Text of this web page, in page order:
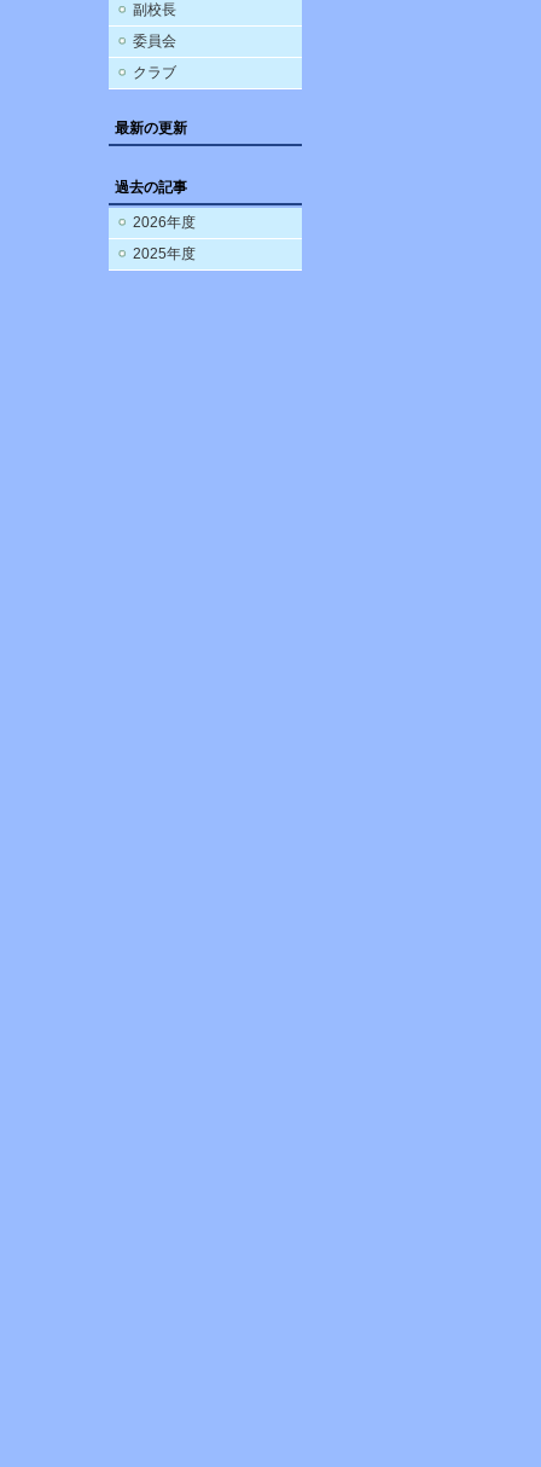
副校長
委員会
クラブ
最新の更新
過去の記事
2026年度
2025年度